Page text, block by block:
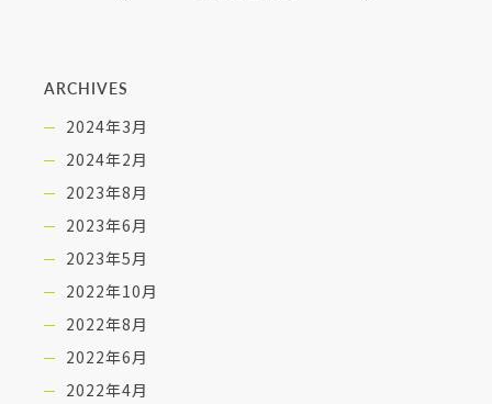
ARCHIVES
2024年3月
2024年2月
2023年8月
2023年6月
2023年5月
2022年10月
2022年8月
2022年6月
2022年4月